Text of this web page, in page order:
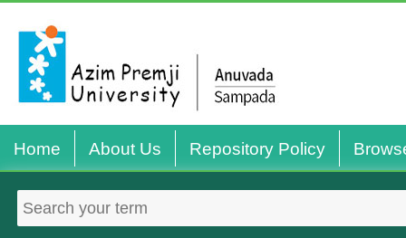
Home About Us Repository Policy